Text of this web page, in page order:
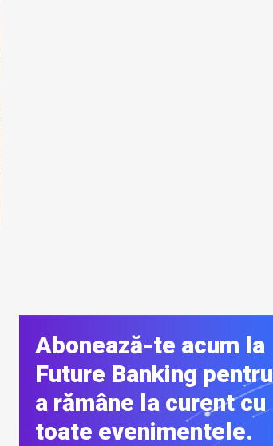
Abonează-te acum la
Future Banking pentru
a rămâne la curent cu
toate evenimentele.